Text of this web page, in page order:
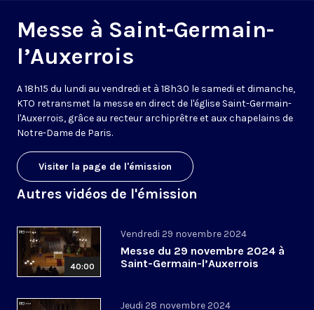
Messe à Saint-Germain-
l’Auxerrois
A 18h15 du lundi au vendredi et à 18h30 le samedi et dimanche,
KTO retransmet la messe en direct de l'église Saint-Germain-
l'Auxerrois, grâce au recteur archiprêtre et aux chapelains de
Notre-Dame de Paris.
Visiter la page de l'émission
Autres vidéos de l'émission
40:00
Vendredi 29 novembre 2024
Messe du 29 novembre 2024 à
Saint-Germain-l’Auxerrois
Jeudi 28 novembre 2024